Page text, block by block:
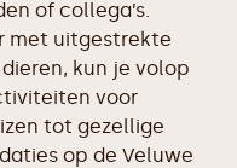
of collega’s.
met uitgestrekte
kun je volop
voor
tot gezellige
op de Veluwe